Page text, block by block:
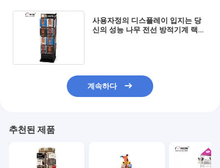
사용자정의 디스플레이 입지는 당
신의 성능 나무 전선 방적기계 랙
계속하다
추천된 제품